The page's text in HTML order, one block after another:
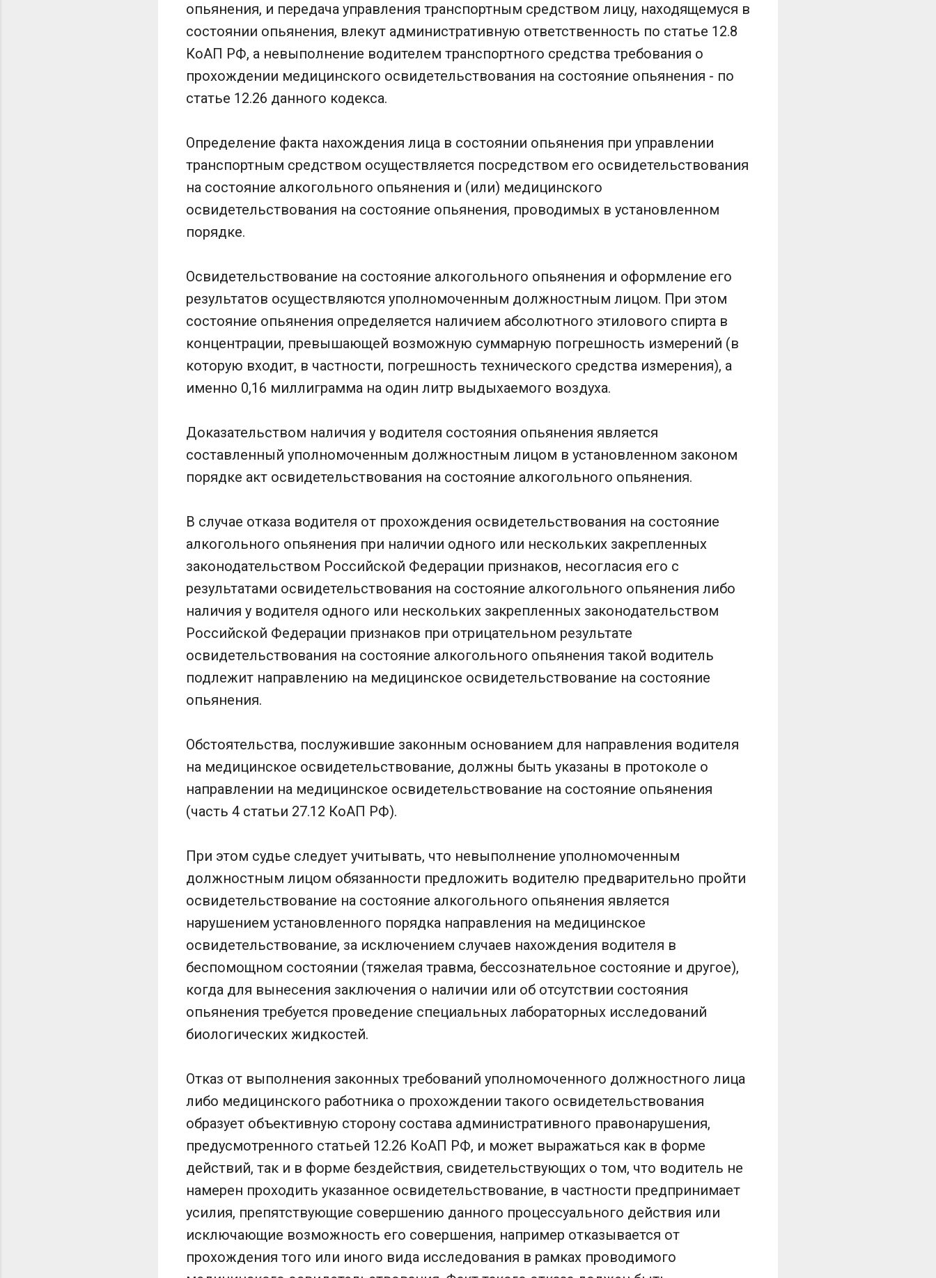
опьянения, и передача управления транспортным средством лицу, находящемуся в
состоянии опьянения, влекут административную ответственность по статье 12.8
КоАП РФ, а невыполнение водителем транспортного средства требования о
прохождении медицинского освидетельствования на состояние опьянения - по
статье 12.26 данного кодекса.
Определение факта нахождения лица в состоянии опьянения при управлении
транспортным средством осуществляется посредством его освидетельствования
на состояние алкогольного опьянения и (или) медицинского
освидетельствования на состояние опьянения, проводимых в установленном
порядке.
Освидетельствование на состояние алкогольного опьянения и оформление его
результатов осуществляются уполномоченным должностным лицом. При этом
состояние опьянения определяется наличием абсолютного этилового спирта в
концентрации, превышающей возможную суммарную погрешность измерений (в
которую входит, в частности, погрешность технического средства измерения), а
именно 0,16 миллиграмма на один литр выдыхаемого воздуха.
Доказательством наличия у водителя состояния опьянения является
составленный уполномоченным должностным лицом в установленном законом
порядке акт освидетельствования на состояние алкогольного опьянения.
В случае отказа водителя от прохождения освидетельствования на состояние
алкогольного опьянения при наличии одного или нескольких закрепленных
законодательством Российской Федерации признаков, несогласия его с
результатами освидетельствования на состояние алкогольного опьянения либо
наличия у водителя одного или нескольких закрепленных законодательством
Российской Федерации признаков при отрицательном результате
освидетельствования на состояние алкогольного опьянения такой водитель
подлежит направлению на медицинское освидетельствование на состояние
опьянения.
Обстоятельства, послужившие законным основанием для направления водителя
на медицинское освидетельствование, должны быть указаны в протоколе о
направлении на медицинское освидетельствование на состояние опьянения
(часть 4 статьи 27.12 КоАП РФ).
При этом судье следует учитывать, что невыполнение уполномоченным
должностным лицом обязанности предложить водителю предварительно пройти
освидетельствование на состояние алкогольного опьянения является
нарушением установленного порядка направления на медицинское
освидетельствование, за исключением случаев нахождения водителя в
беспомощном состоянии (тяжелая травма, бессознательное состояние и другое),
когда для вынесения заключения о наличии или об отсутствии состояния
опьянения требуется проведение специальных лабораторных исследований
биологических жидкостей.
Отказ от выполнения законных требований уполномоченного должностного лица
либо медицинского работника о прохождении такого освидетельствования
образует объективную сторону состава административного правонарушения,
предусмотренного статьей 12.26 КоАП РФ, и может выражаться как в форме
действий, так и в форме бездействия, свидетельствующих о том, что водитель не
намерен проходить указанное освидетельствование, в частности предпринимает
усилия, препятствующие совершению данного процессуального действия или
исключающие возможность его совершения, например отказывается от
прохождения того или иного вида исследования в рамках проводимого